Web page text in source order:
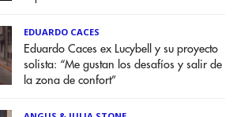
EDUARDO CACES
Eduardo Caces ex Lucybell y su proyecto
solista: “Me gustan los desafíos y salir de
la zona de confort”